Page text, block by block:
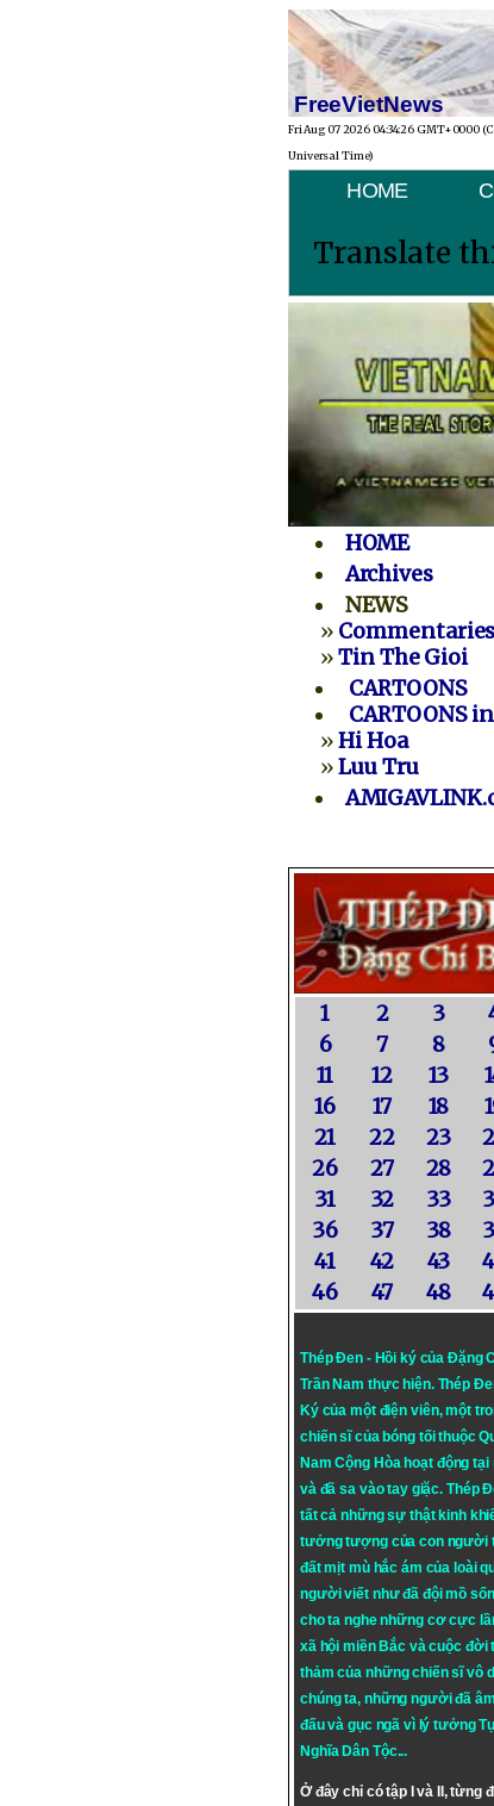
FreeVietNews
Fri Aug 07 2026 04:34:26 GMT+0000
Universal Time)
HOME
Translate
HOME
Archives
NEWS
» Commentaries
»Tin The Gioi
CARTOONS
CARTOONS
»Hi Hoa
»Luu Tru
1 2 3
6
7 8
11
12 13
16
17 18
21
22 23
26
27 28
31
32 33
36
37 38
41
42 43
46
47 48
Thép Đen - Hồi ký của Đặng
Trần Nam thực hiện. Thép
Ký của một điện viên, một
chiến sĩ của bóng tối thuộc
Nam Cộng Hòa hoạt động
và đã sa vào tay giặc. Thép
tất cả những sự thật kinh
tưởng tượng của con người
đất mịt mù hắc ám của loài
người viết như đã đội mồ
cho ta nghe những cơ cực
xã hội miền Bắc và cuộc đời
thảm của những chiến sĩ vô
chúng ta, những người đã
đấu và gục ngã vì lý tưởng
Nghĩa Dân Tộc...
Ở đây chỉ có tập I và II, từng